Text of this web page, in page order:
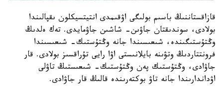
قازاقستاننىڭ باسىم بولىگى اۋقىمدى انتيتسيكلون ىقپالىندا
بولادى، سوندىقتان جاۋىن- شاشىن جاۋمايدى. تەك ەلدىڭ
وڭتۇستىگىندە، شىعىسىندا جانە وڭتۇستىك- شىعىسىندا
فرونتتاردىڭ وتۋىنە بايلانىستى اۋا رايى تۇراقسىز بولادى. قار
جاۋادى، وڭتۇستىك پەن وڭتۇستىك- شىعىستىڭ تاۋلى
اۋداندارىندا جانە تاۋ بوكتەرىندە قالىڭ قار جاۋادى.